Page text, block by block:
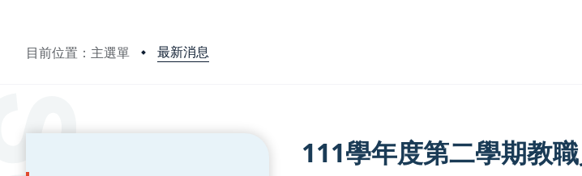
目前位置：主選單 最新消息
:::
111學年度第二學期教